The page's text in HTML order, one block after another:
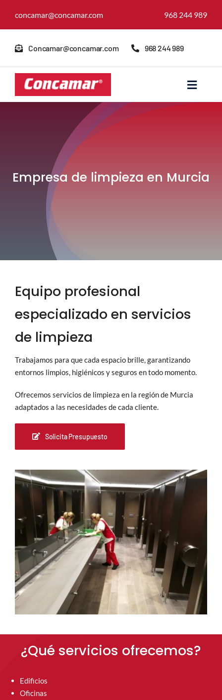
content
concamar@concamar.com 968 244 989
Concamar@concamar.com 968 244 989
Toggle
Quienes somos
Servicios
Reformas
Proyectos
Empresa de limpieza en Murcia
Equipo profesional
especializado en servicios
de limpieza
Trabajamos para que cada espacio brille, garantizando
entornos limpios, higiénicos y seguros en todo momento.
Ofrecemos servicios de limpieza en la región de Murcia
adaptados a las necesidades de cada cliente.
Solicita Presupuesto
¿Qué servicios ofrecemos?
Edificios
Oficinas